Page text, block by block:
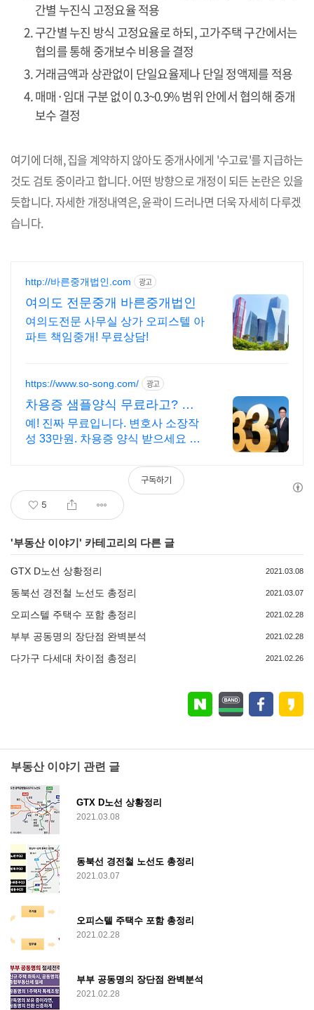
간별 누진식 고정요율 적용
구간별 누진 방식 고정요율로 하되, 고가주택 구간에서는
협의를 통해 중개보수 비용을 결정
거래금액과 상관없이 단일요율제나 단일 정액제를 적용
매매·임대 구분 없이 0.3~0.9% 범위 안에서 협의해 중개
보수 결정
여기에 더해, 집을 계약하지 않아도 중개사에게 '수고료'를 지급하는
것도 검토 중이라고 합니다. 어떤 방향으로 개정이 되든 논란은 있을
듯합니다. 자세한 개정내역은, 윤곽이 드러나면 더욱 자세히 다루겠
습니다.
http://바른중개법인.com 광고
여의도 전문중개 바른중개법인
여의도전문 사무실 상가 오피스텔 아
파트 책임중개! 무료상담!
https://www.so-song.com/ 광고
차용증 샘플양식 무료라고? 서
면 가격 공개합니다
예! 진짜 무료입니다. 변호사 소장작
성 33만원. 차용증 양식 받으세요 소
변호사 송명호가 직접 작성합니다
5
구독하기
'부동산 이야기' 카테고리의 다른 글
GTX D노선 상황정리 2021.03.08
동북선 경전철 노선도 총정리 2021.03.07
오피스텔 주택수 포함 총정리 2021.02.28
부부 공동명의 장단점 완벽분석 2021.02.28
다가구 다세대 차이점 총정리 2021.02.26
부동산 이야기 관련 글
GTX D노선 상황정리
2021.03.08
동북선 경전철 노선도 총정리
2021.03.07
오피스텔 주택수 포함 총정리
2021.02.28
부부 공동명의 장단점 완벽분석
2021.02.28